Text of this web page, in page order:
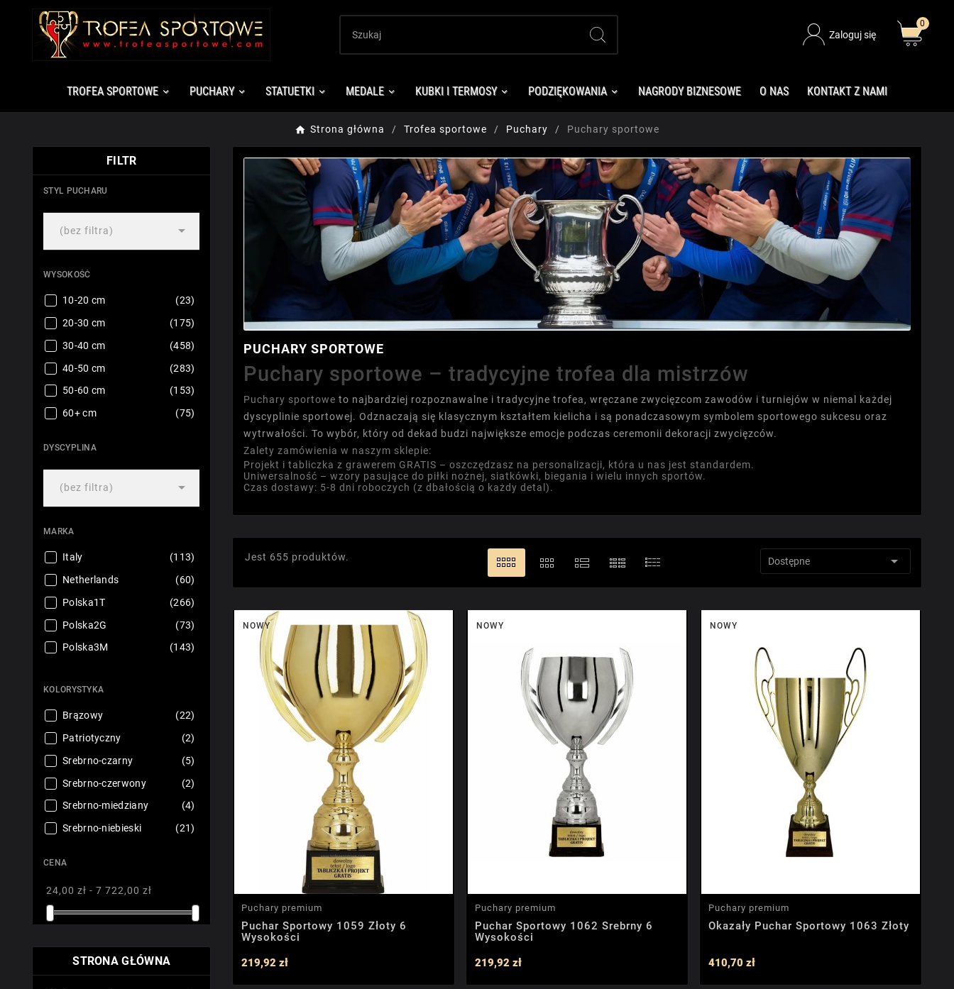
Zaloguj się
0
TROFEA SPORTOWE PUCHARY STATUETKI MEDALE KUBKI I TERMOSY PODZIĘKOWANIA NAGRODY BIZNESOWE O NAS KONTAKT Z NAMI
Strona główna Trofea sportowe Puchary Puchary sportowe
FILTR
STYL PUCHARU
(bez filtra) 
WYSOKOŚĆ
10-20 cm
(23)
20-30 cm
(175)
30-40 cm
(458)
40-50 cm
(283)
50-60 cm
(153)
60+ cm
(75)
DYSCYPLINA
(bez filtra) 
MARKA
Italy
(113)
Netherlands
(60)
Polska1T
(266)
Polska2G
(73)
Polska3M
(143)
KOLORYSTYKA
Brązowy
(22)
Patriotyczny
(2)
Srebrno-czarny
(5)
Srebrno-czerwony
(2)
Srebrno-miedziany
(4)
Srebrno-niebieski
(21)
Srebrno-złoty
Srebrny
(73)
Złoto-czarny
CENA
24,00 zł - 7 722,00 zł
STRONA GŁÓWNA
PUCHARY SPORTOWE
Puchary sportowe – tradycyjne trofea dla mistrzów
Puchary sportowe to najbardziej rozpoznawalne i tradycyjne trofea, wręczane zwycięzcom zawodów i turniejów w niemal każdej
dyscyplinie sportowej. Odznaczają się klasycznym kształtem kielicha i są ponadczasowym symbolem sportowego sukcesu oraz
wytrwałości. To wybór, który od dekad budzi największe emocje podczas ceremonii dekoracji zwycięzców.
Zalety zamówienia w naszym sklepie:
Projekt i tabliczka z grawerem GRATIS – oszczędzasz na personalizacji, która u nas jest standardem.
Uniwersalność – wzory pasujące do piłki nożnej, siatkówki, biegania i wielu innych sportów.
Czas dostawy: 5-8 dni roboczych (z dbałością o każdy detal).
Jest 655 produktów. Dostępne 
NOWY
Puchary premium
Puchar Sportowy 1059 Złoty 6
Wysokości
219,92 zł
NOWY
Puchary premium
Puchar Sportowy 1062 Srebrny 6
Wysokości
219,92 zł
NOWY
Puchary premium
Okazały Puchar Sportowy 1063 Złoty
410,70 zł